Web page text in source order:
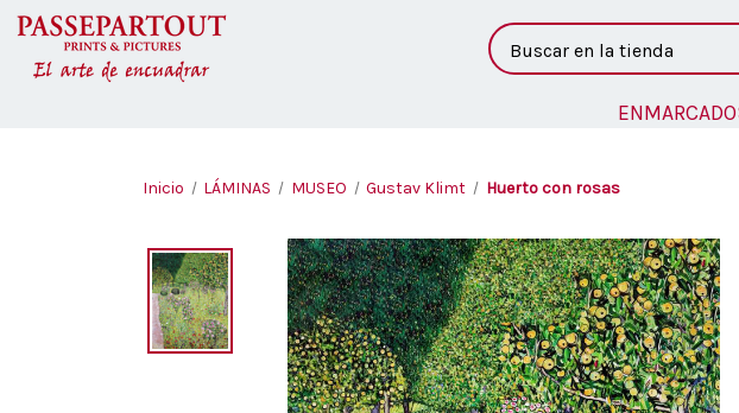
Buscar
Inicio LÁMINAS MUSEO Gustav Klimt Huerto con rosas